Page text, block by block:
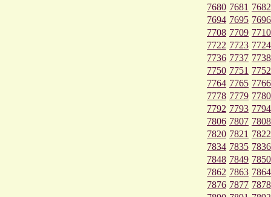
7680 7681 7682
7694 7695 7696
7708 7709 7710
7722 7723 7724
7736 7737 7738
7750 7751 7752
7764 7765 7766
7778 7779 7780
7792 7793 7794
7806 7807 7808
7820 7821 7822
7834 7835 7836
7848 7849 7850
7862 7863 7864
7876 7877 7878